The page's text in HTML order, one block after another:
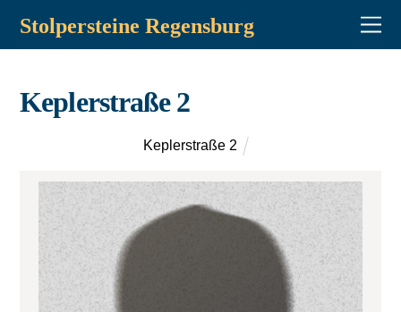
Stolpersteine Regensburg
Keplerstraße 2
Keplerstraße 2